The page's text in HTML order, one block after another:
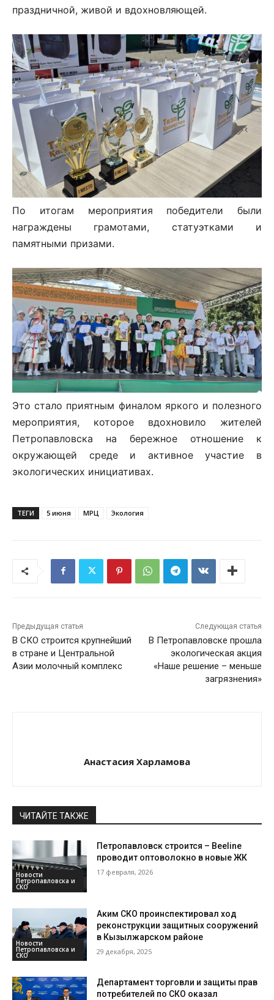
праздничной, живой и вдохновляющей.
По итогам мероприятия победители были
награждены грамотами, статуэтками и
памятными призами.
Это стало приятным финалом яркого и полезного
мероприятия, которое вдохновило жителей
Петропавловска на бережное отношение к
окружающей среде и активное участие в
экологических инициативах.
ТЕГИ 5 июня МРЦ Экология
Предыдущая статья
В СКО строится крупнейший
в стране и Центральной
Азии молочный комплекс
Следующая статья
В Петропавловске прошла
экологическая акция
«Наше решение – меньше
загрязнения»
Анастасия Харламова
ЧИТАЙТЕ ТАКЖЕ
Новости
Петропавловска и
СКО
Петропавловск строится – Beeline
проводит оптоволокно в новые ЖК
17 февраля, 2026
Новости
Петропавловска и
СКО
Аким СКО проинспектировал ход
реконструкции защитных сооружений
в Кызылжарском районе
29 декабря, 2025
Департамент торговли и защиты прав
потребителей по СКО оказал